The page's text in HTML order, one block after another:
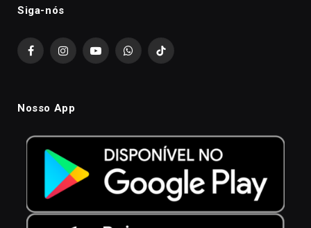
Siga-nós
FacebookInstagramYouTubeWhatsAppTikTok
Nosso App